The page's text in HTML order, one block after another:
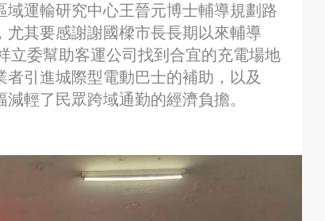
運輸研究中心王晉元博士輔導規劃路
其要感謝謝國樑市長長期以來輔導
立委幫助客運公司找到合宜的充電場地
引進城際型電動巴士的補助，以及
輕了民眾跨域通勤的經濟負擔。